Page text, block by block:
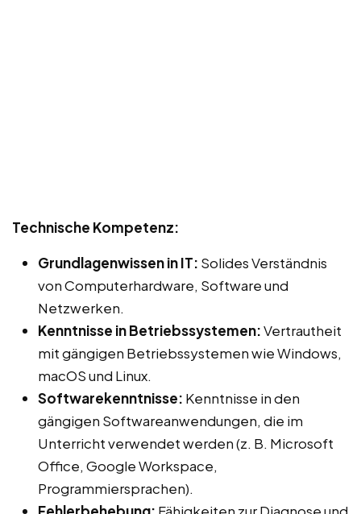
Technische Kompetenz:
Grundlagenwissen in IT: Solides Verständnis
von Computerhardware, Software und
Netzwerken.
Kenntnisse in Betriebssystemen:Vertrautheit
mit gängigen Betriebssystemen wie Windows,
macOS und Linux.
Softwarekenntnisse: Kenntnisse in den
gängigen Softwareanwendungen, die im
Unterricht verwendet werden (z. B. Microsoft
Office, Google Workspace,
Programmiersprachen).
Fehlerbehebung: Fähigkeiten zur Diagnose und